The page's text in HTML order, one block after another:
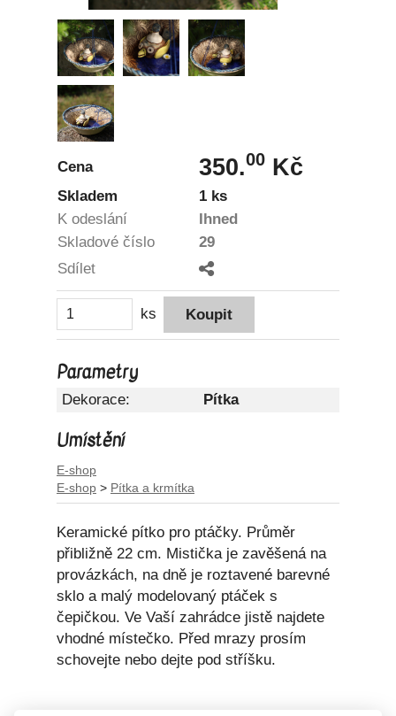
Cena 350.00 Kč
Skladem
1 ks
K odeslání
Ihned
Skladové číslo
29
Sdílet
ks
Parametry
Dekorace: Pítka
Umístění
E-shop
E-shop > Pítka a krmítka
Keramické pítko pro ptáčky. Průměr
přibližně 22 cm. Mistička je zavěšená na
provázkách, na dně je roztavené barevné
sklo a malý modelovaný ptáček s
čepičkou. Ve Vaší zahrádce jistě najdete
vhodné místečko. Před mrazy prosím
schovejte nebo dejte pod stříšku.